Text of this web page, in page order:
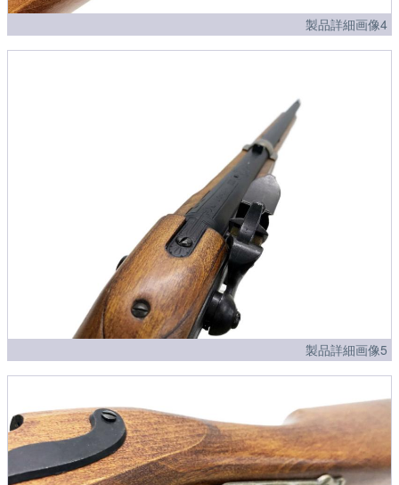
製品詳細画像4
製品詳細画像5